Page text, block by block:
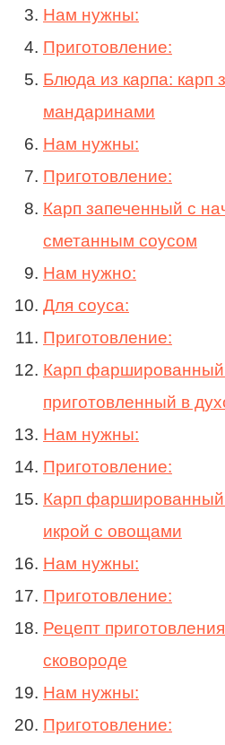
Нам нужны:
Приготовление:
Блюда из карпа: карп
мандаринами
Нам нужны:
Приготовление:
Карп запеченный с
сметанным соусом
Нам нужно:
Для соуса:
Приготовление:
Карп
приготовленный в
Нам нужны:
Приготовление:
Карп фаршированный
икрой с овощами
Нам нужны:
Приготовление:
Рецепт
сковороде
Нам нужны:
Приготовление: